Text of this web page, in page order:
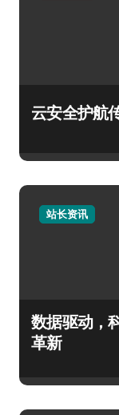
云安全护航
站长资讯
数据驱动，
革新